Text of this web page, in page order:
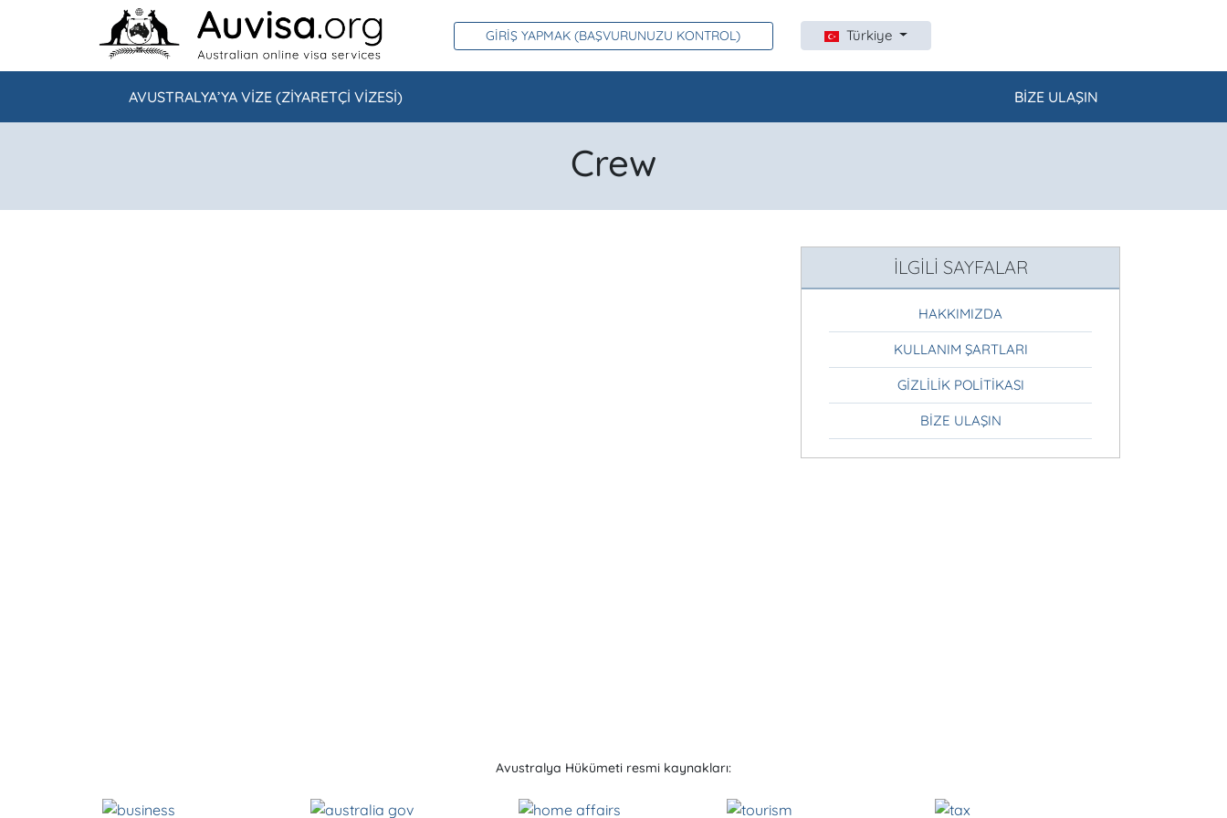
GİRİŞ YAPMAK (BAŞVURUNUZU KONTROL) Türkiye
AVUSTRALYA’YA VIZE (ZIYARETÇI VIZESI) BIZE ULAŞIN
Crew
İLGILI SAYFALAR
HAKKIMIZDA
KULLANIM ŞARTLARI
GIZLILIK POLITIKASI
BIZE ULAŞIN
Avustralya Hükümeti resmi kaynakları: